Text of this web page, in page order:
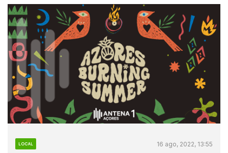
LOCAL 16 ago, 2022, 13:55